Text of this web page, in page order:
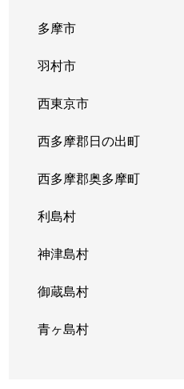
多摩市
羽村市
西東京市
西多摩郡日の出町
西多摩郡奥多摩町
利島村
神津島村
御蔵島村
青ヶ島村